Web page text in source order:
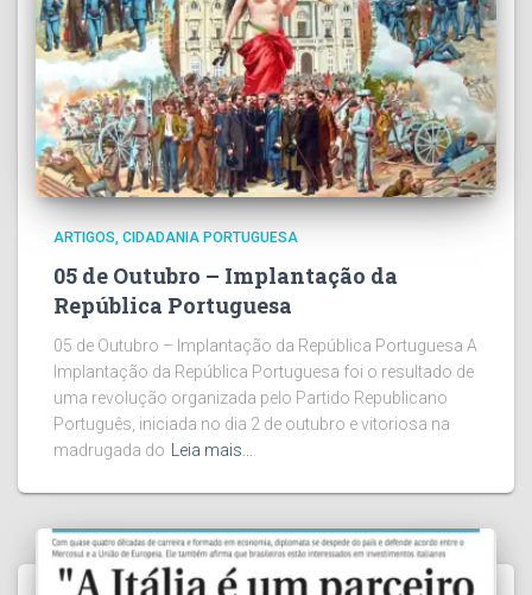
ARTIGOS CIDADANIA PORTUGUESA
05 de Outubro – Implantação da
República Portuguesa
05 de Outubro – Implantação da República Portuguesa A
Implantação da República Portuguesa foi o resultado de
uma revolução organizada pelo Partido Republicano
Português, iniciada no dia 2 de outubro e vitoriosa na
madrugada do
Leia mais…